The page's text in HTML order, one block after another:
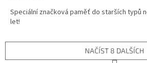
Speciální značková paměť do starších typů
let!
NAČÍST 8 DALŠÍCH